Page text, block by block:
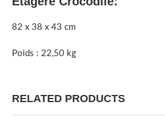
82 x 38 x 43 cm
Poids : 22,50 kg
RELATED PRODUCTS